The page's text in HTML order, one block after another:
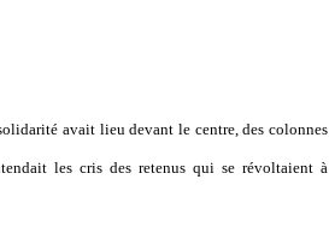
avait lieu devant le centre, des colonnes
les cris des retenus qui se révoltaient à